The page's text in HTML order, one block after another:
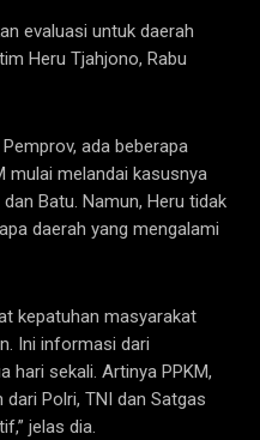
evaluasi untuk daerah
Heru Tjahjono, Rabu
ada beberapa
mulai melandai kasusnya
Batu. Namun, Heru tidak
daerah yang mengalami
kepatuhan masyarakat
Ini informasi dari
hari sekali. Artinya PPKM,
Polri, TNI dan Satgas
jelas dia.